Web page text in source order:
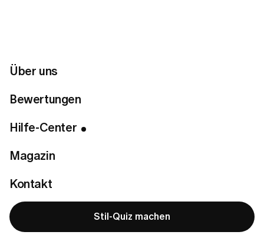
Über uns
Bewertungen
Hilfe-Center
Magazin
Kontakt
Stil-Quiz machen
dir eine Bestätigung an die mit deinem Konto
verknüpfte E-Mail-Adresse.
Related articles
Kann ich meine Bestellung ändern oder stornieren,
nachdem ich sie aufgegeben habe?